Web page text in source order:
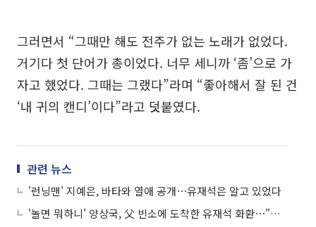
그러면서 “그때만 해도 전주가 없는 노래가 없었다.
거기다 첫 단어가 총이었다. 너무 세니까 ‘좀’으로 가
자고 했었다. 그때는 그랬다”라며 “좋아해서 잘 된 건
‘내 귀의 캔디’이다”라고 덧붙였다.
관련 뉴스
'런닝맨' 지예은, 바타와 열애 공개⋯유재석은 알고 있었다
'놀면 뭐하니' 양상국, 父 빈소에 도착한 유재석 화환⋯"다 치워라"